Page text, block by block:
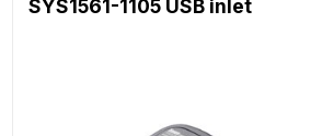
SYS1561-1105 USB inlet